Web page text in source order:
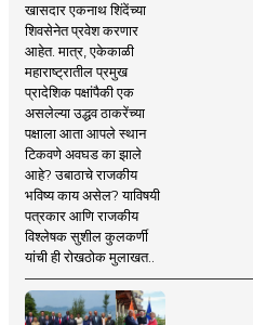
खासदार एकनाथ शिंदेंच्या
शिवसेनेत प्रवेश करणार
आहेत. मात्र, एकेकाळी
महाराष्ट्रातील प्रमुख
प्रादेशिक पक्षांपैकी एक
असलेल्या उद्धव ठाकरेंच्या
पक्षाला आता आपले स्थान
टिकवणे अवघड का झाले
आहे? उबाठाचे राजकीय
भविष्य काय असेल? याविषयी
पत्रकार आणि राजकीय
विश्लेषक सुशील कुलकर्णी
यांची ही रोखठोक मुलाखत..